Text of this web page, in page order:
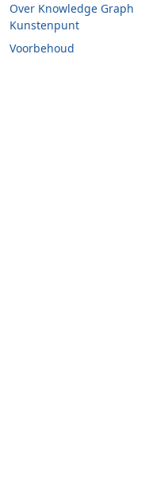
Over Knowledge Graph
Kunstenpunt
Voorbehoud